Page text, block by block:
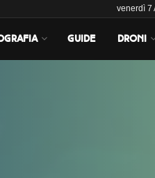
venerdì 7
GUIDE DRONI